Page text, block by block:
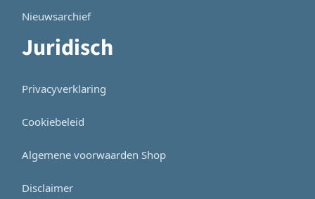
Nieuwsarchief
Juridisch
Privacyverklaring
Cookiebeleid
Algemene voorwaarden Shop
Disclaimer